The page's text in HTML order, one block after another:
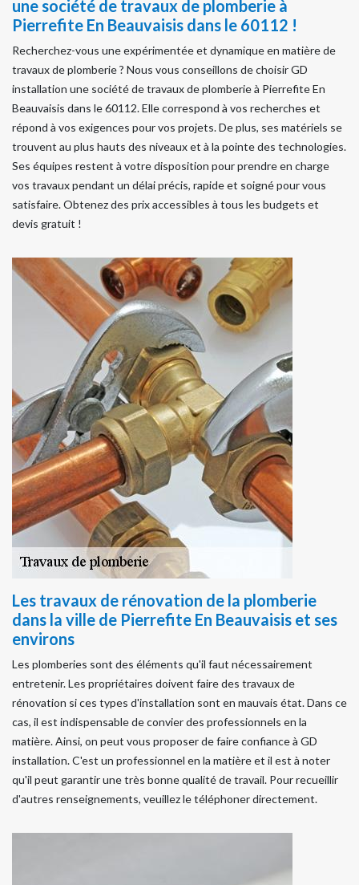
une société de travaux de plomberie à
Pierrefite En Beauvaisis dans le 60112 !
Recherchez-vous une expérimentée et dynamique en matière de
travaux de plomberie ? Nous vous conseillons de choisir GD
installation une société de travaux de plomberie à Pierrefite En
Beauvaisis dans le 60112. Elle correspond à vos recherches et
répond à vos exigences pour vos projets. De plus, ses matériels se
trouvent au plus hauts des niveaux et à la pointe des technologies.
Ses équipes restent à votre disposition pour prendre en charge
vos travaux pendant un délai précis, rapide et soigné pour vous
satisfaire. Obtenez des prix accessibles à tous les budgets et
devis gratuit !
Les travaux de rénovation de la plomberie
dans la ville de Pierrefite En Beauvaisis et ses
environs
Les plomberies sont des éléments qu'il faut nécessairement
entretenir. Les propriétaires doivent faire des travaux de
rénovation si ces types d'installation sont en mauvais état. Dans ce
cas, il est indispensable de convier des professionnels en la
matière. Ainsi, on peut vous proposer de faire confiance à GD
installation. C'est un professionnel en la matière et il est à noter
qu'il peut garantir une très bonne qualité de travail. Pour recueillir
d'autres renseignements, veuillez le téléphoner directement.